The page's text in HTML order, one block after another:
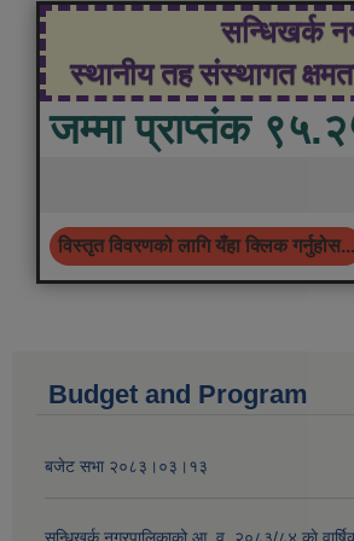
सन्धिखर्क
स्थानीय तह संस्थागत
जम्मा प्राप्तंक
विस्तृत विवरणको लागि यँहा क्लिक गर्नुहोस...
Budget and Program
बजेट सभा २०८३।०३।१३